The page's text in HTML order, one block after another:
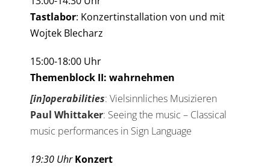
Tastlabor: Konzertinstallation von und mit
Wojtek Blecharz
15:00-18:00 Uhr
Themenblock II: wahrnehmen
[in]operabilities: Vielsinnliches Musizieren
Paul Whittaker: Seeing the music – Classical
music performances in Sign Language
19:30 UhrKonzert